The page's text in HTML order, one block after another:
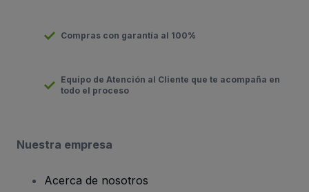
Compras con garantía al 100%
Equipo de Atención al Cliente que te acompaña en
todo el proceso
Nuestra empresa
Acerca de nosotros